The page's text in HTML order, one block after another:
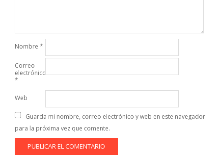
Nombre *
Correo
electrónico
*
Web
Guarda mi nombre, correo electrónico y web en este navegador
para la próxima vez que comente.